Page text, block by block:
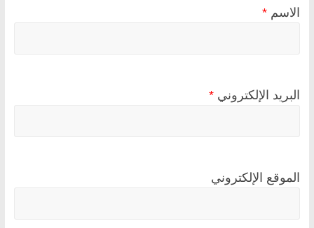
الاسم *
البريد الإلكتروني *
الموقع الإلكتروني